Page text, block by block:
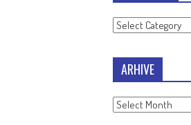
Categorii
ARHIVE
Arhive